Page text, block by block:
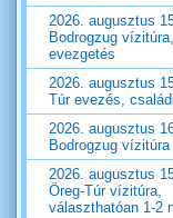
2026. augusztus
Bodrogzug
evezgetés
2026. augusztus
Túr evezés,
2026. augusztus
Bodrogzug vízitúra
2026. augusztus
Öreg-Túr vízitúra,
választhatóan 1-2